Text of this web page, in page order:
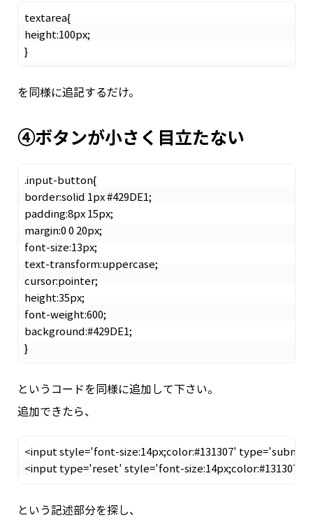
textarea{
height:100px;
を同様に追記するだけ。
④ボタンが小さく目立たない
.input-button{
border:solid 1px #429DE1;
padding:8px 15px;
margin:0 0 20px;
font-size:13px;
text-transform:uppercase;
cursor:pointer;
height:35px;
font-weight:600;
background:#429DE1;
}
というコードを同様に追加して下さい。
追加できたら、
<input style='font-size:14px;color:#131307'
<input type='reset' style='font-size:14px;color:#131307'
という記述部分を探し、